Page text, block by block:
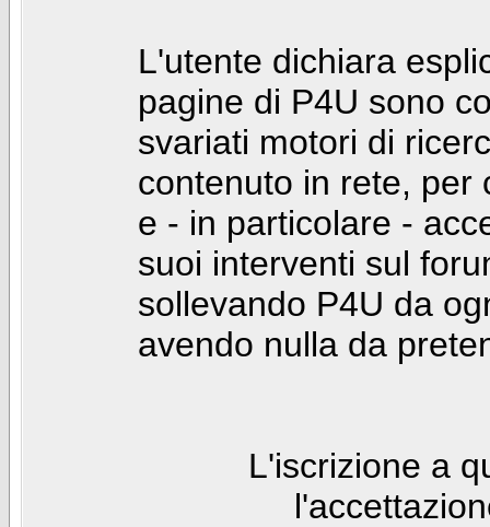
L'utente dichiara
pagine di P4U sono
svariati motori di
contenuto in rete, per
e - in particolare -
suoi interventi sul
sollevando P4U da
avendo nulla da
L'iscrizione a